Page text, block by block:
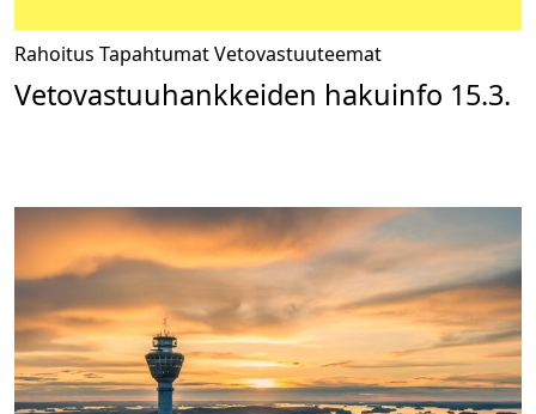
Rahoitus TapahtumatVetovastuuteemat
Vetovastuuhankkeiden hakuinfo 15.3.